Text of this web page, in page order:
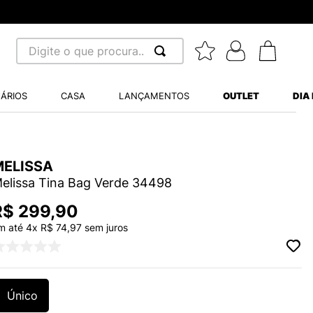
Digite o que procura...
CASA LANÇAMENTOS OUTLET DIA
Tina Bag Verde 34498
299,90
até4x R$ 74,97 sem juros
Único
BALANCE 530